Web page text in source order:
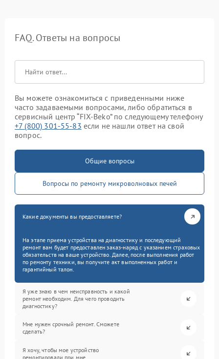
FAQ. Ответы на вопросы
Вы можете ознакомиться с приведенными ниже
часто задаваемыми вопросами, либо обратиться в
сервисный центр “FIX-Beko” по следующему телефону
+7 (800) 301-55-83 если не нашли ответ на свой
вопрос.
Общие вопросы
Вопросы по ремонту микроволновых печей
Какие документы вы предоставляете?
На этапе приема устройства на диагностику и последующий
ремонт вам будет предоставлен заказ-наряд с указанием страховых
обязательств на ваше устройство. Далее, после выполнения работ
по ремонту техники, вы получите акт выполненных работ и
гарантийный талон.
Я уже знаю в чем неисправность и какой
ремонт необходим. Для чего проводить
диагностику?
Мне нужен срочный ремонт. Сможете
сделать?
Я хочу, чтобы мое устройство
ремонтировали при мне.